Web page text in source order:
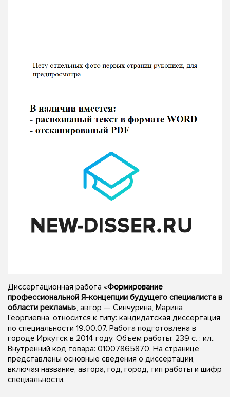
Диссертационная работа «Формирование
профессиональной Я-концепции будущего специалиста в
области рекламы», автор — Синчурина, Марина
Георгиевна, относится к типу: кандидатская диссертация
по специальности 19.00.07. Работа подготовлена в
городе Иркутск в 2014 году. Объем работы: 239 с. : ил..
Внутренний код товара: 01007865870. На странице
представлены основные сведения о диссертации,
включая название, автора, год, город, тип работы и шифр
специальности.